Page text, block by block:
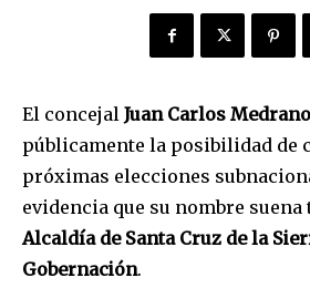
El concejal Juan Carlos Medrano
públicamente la posibilidad de
próximas elecciones
evidencia que su nombre
Alcaldía de Santa Cruz de la
Gobernación.